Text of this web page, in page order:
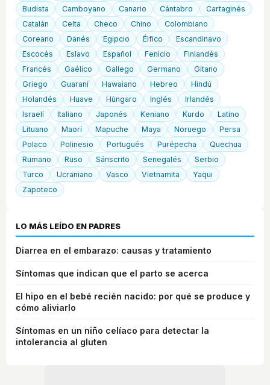
Budista
Camboyano Canario Cántabro
Cartaginés
Catalán
Celta Checo Chino
Colombiano
Coreano
Danés Egipcio Élfico
Escandinavo
Escocés
Eslavo Español Fenicio
Finlandés
Francés
Gaélico Gallego Germano
Gitano
Griego
Guaraní Hawaiano Hebreo
Hindú
Holandés
Huave Húngaro Inglés
Irlandés
Israelí
Italiano Japonés Keniano Kurdo
Latino
Lituano
Maorí Mapuche Maya Noruego
Persa
Polaco
Polinesio Portugués Purépecha
Quechua
Rumano
Ruso Sánscrito Senegalés
Serbio
Turco
Ucraniano Vasco Vietnamita
Yaqui
Zapoteco
LO MÁS LEÍDO EN PADRES
Diarrea en el embarazo: causas y tratamiento
Síntomas que indican que el parto se acerca
El hipo en el bebé recién nacido: por qué se produce y
cómo aliviarlo
Síntomas en un niño celíaco para detectar la
intolerancia al gluten